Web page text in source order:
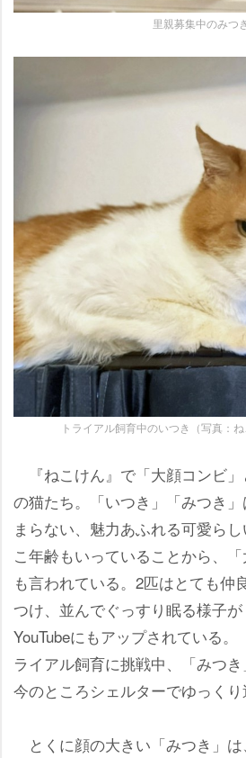
里親募集中のみつき
トライアル飼育中のいつき（写真：ね
『ねこけん』で「大顔コンビ
の猫たち。「いつき」「みつき
まらない、魅力あふれる可愛ら
こ年齢もいっていることから、
も言われている。2匹はとても仲
つけ、並んでぐっすり眠る様子が
YouTubeにもアップされている。
ライアル飼育に挑戦中、「みつき
今のところシェルターでゆっくり
とくに顔の大きい「みつき」